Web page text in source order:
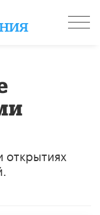
открытиях